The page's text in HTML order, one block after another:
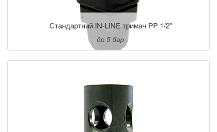
Стандартний IN-LINE тримач PP 1/2"
до 5 бар